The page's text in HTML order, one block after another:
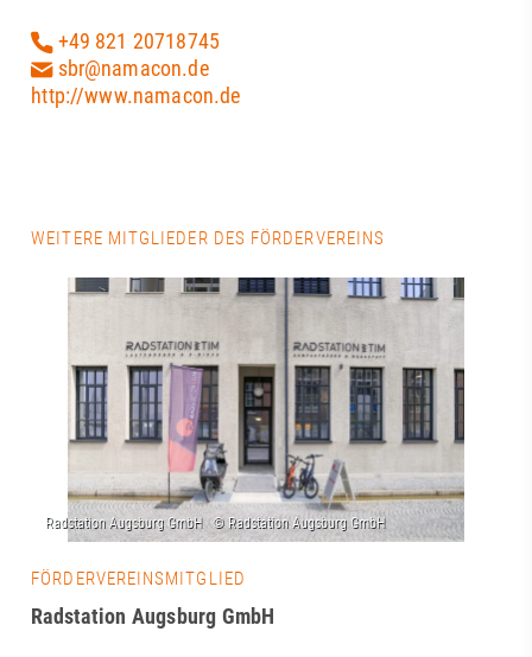
+49 821 20718745
sbr@namacon.de
http://www.namacon.de
WEITERE MITGLIEDER DES FÖRDERVEREINS
FÖRDERVEREINSMITGLIED
Radstation Augsburg GmbH